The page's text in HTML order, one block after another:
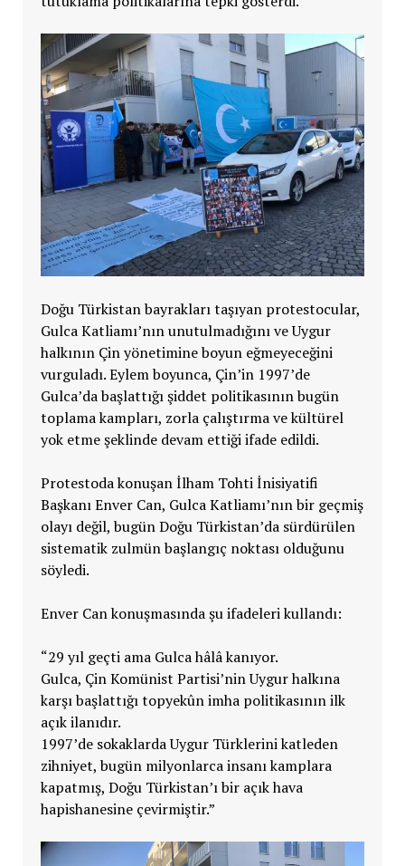
Doğu Türkistan bayrakları taşıyan protestocular,
Gulca Katliamı’nın unutulmadığını ve Uygur
halkının Çin yönetimine boyun eğmeyeceğini
vurguladı. Eylem boyunca, Çin’in 1997’de
Gulca’da başlattığı şiddet politikasının bugün
toplama kampları, zorla çalıştırma ve kültürel
yok etme şeklinde devam ettiği ifade edildi.
Protestoda konuşan İlham Tohti İnisiyatifi
Başkanı Enver Can, Gulca Katliamı’nın bir geçmiş
olayı değil, bugün Doğu Türkistan’da sürdürülen
sistematik zulmün başlangıç noktası olduğunu
söyledi.
Enver Can konuşmasında şu ifadeleri kullandı:
“29 yıl geçti ama Gulca hâlâ kanıyor.
Gulca, Çin Komünist Partisi’nin Uygur halkına
karşı başlattığı topyekûn imha politikasının ilk
açık ilanıdır.
1997’de sokaklarda Uygur Türklerini katleden
zihniyet, bugün milyonlarca insanı kamplara
kapatmış, Doğu Türkistan’ı bir açık hava
hapishanesine çevirmiştir.”